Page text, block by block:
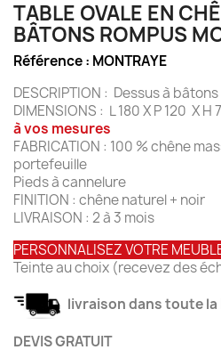
TABLE OVALE EN
BÂTONS ROMPUS
Référence : MONTRAYE
DESCRIPTION : Dessus à
DIMENSIONS : L 180 X P 120 X H
à vos mesures
FABRICATION : 100 % chêne
portefeuille
Pieds à cannelure
FINITION : chêne naturel + noir
LIVRAISON : 2 à 3 mois
PERSONNALISEZ VOTRE
Teinte au choix (recevez des
livraison dans toute la
DEVIS GRATUIT